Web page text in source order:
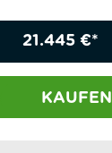
21.445 €*
KAUFEN